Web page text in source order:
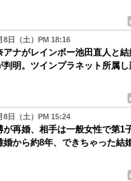
8日（土）PM 18:16
アナがレインボー池田直人と
判明。ツインプラネット所属
8日（土）PM 15:24
が再婚、相手は一般女性で第1
婚から約8年、できちゃった結